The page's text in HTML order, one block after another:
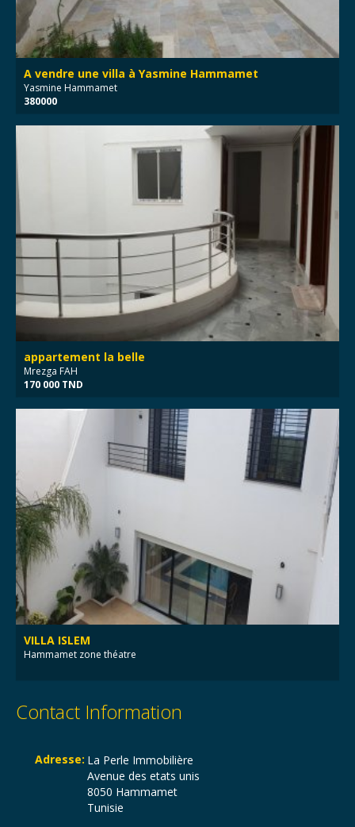
A vendre une villa à Yasmine Hammamet
Yasmine Hammamet
380000
appartement la belle
Mrezga FAH
170 000 TND
VILLA ISLEM
Hammamet zone théatre
Contact Information
Adresse: La Perle Immobilière
Avenue des etats unis
8050 Hammamet
Tunisie